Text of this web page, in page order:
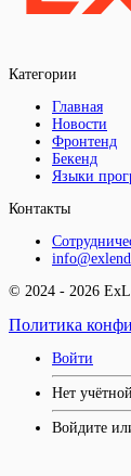
Категории
Главная
Новости
Фронтенд
Бекенд
Языки
Контакты
© 2024 - 2026
Политика
Войти
Нет
Войдите